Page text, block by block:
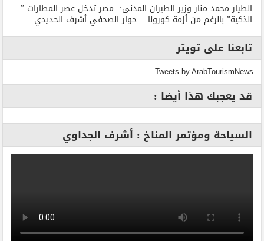
الطيار محمد منار وزير الطيران المدنى: مصر تدخل عصر المطارات ”
الذكية” بالرغم من أزمة كورونا… حوار الصحفي أشرف الحديدي
تابعنا على تويتر
Tweets by ArabTourismNews
قد يعجبك هذا أيضا :
السياحة ومؤتمر المناخ : أشرف الجداوي